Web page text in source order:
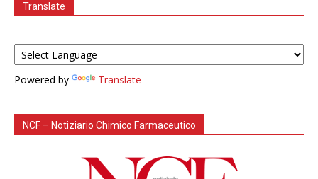
Translate
Powered by Translate
NCF – Notiziario Chimico Farmaceutico